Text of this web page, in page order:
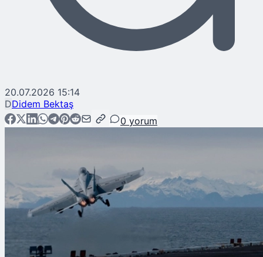
20.07.2026 15:14
DDidem Bektaş
0 yorum